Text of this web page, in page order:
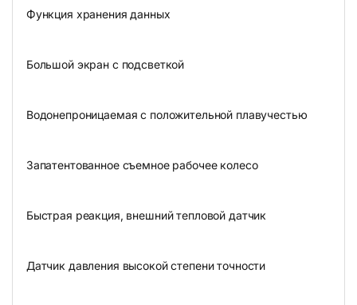
Функция хранения данных
Большой экран с подсветкой
Водонепроницаемая с положительной плавучестью
Запатентованное съемное рабочее колесо
Быстрая реакция, внешний тепловой датчик
Датчик давления высокой степени точности